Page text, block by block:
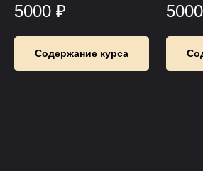
5000 ₽
Содержание курса
5000